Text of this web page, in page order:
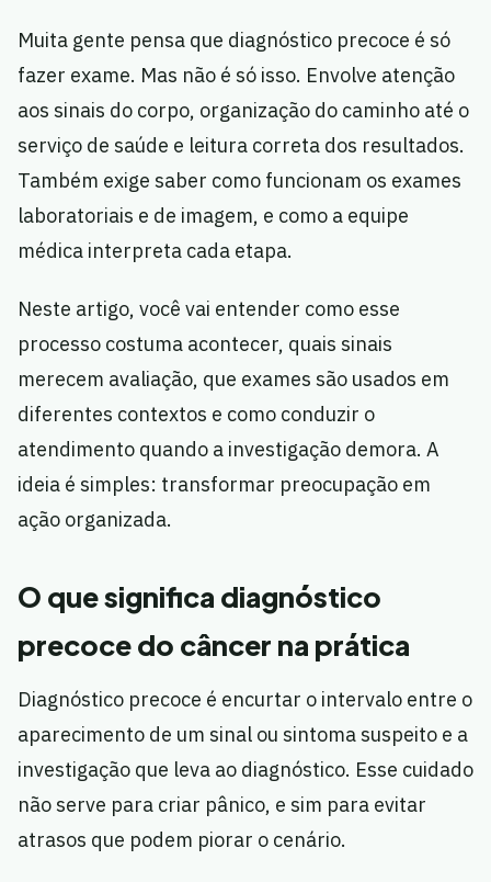
Muita gente pensa que diagnóstico precoce é só
fazer exame. Mas não é só isso. Envolve atenção
aos sinais do corpo, organização do caminho até o
serviço de saúde e leitura correta dos resultados.
Também exige saber como funcionam os exames
laboratoriais e de imagem, e como a equipe
médica interpreta cada etapa.
Neste artigo, você vai entender como esse
processo costuma acontecer, quais sinais
merecem avaliação, que exames são usados em
diferentes contextos e como conduzir o
atendimento quando a investigação demora. A
ideia é simples: transformar preocupação em
ação organizada.
O que significa diagnóstico
precoce do câncer na prática
Diagnóstico precoce é encurtar o intervalo entre o
aparecimento de um sinal ou sintoma suspeito e a
investigação que leva ao diagnóstico. Esse cuidado
não serve para criar pânico, e sim para evitar
atrasos que podem piorar o cenário.